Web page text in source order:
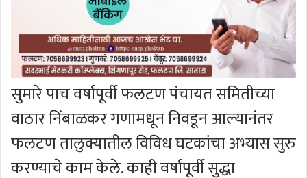
सुमारे पाच वर्षांपूर्वी फलटण पंचायत समितीच्या
वाठार निंबाळकर गणामधून निवडून आल्यानंतर
फलटण तालुक्यातील विविध घटकांचा अभ्यास सुरु
करण्याचे काम केले. काही वर्षांपूर्वी सुद्धा